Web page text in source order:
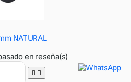
NATURAL
en reseña(s)
 